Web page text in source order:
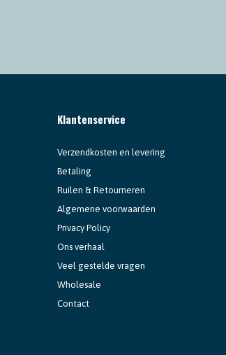
Klantenservice
Verzendkosten en levering
Betaling
Ruilen & Retourneren
Algemene voorwaarden
Privacy Policy
Ons verhaal
Veel gestelde vragen
Wholesale
Contact